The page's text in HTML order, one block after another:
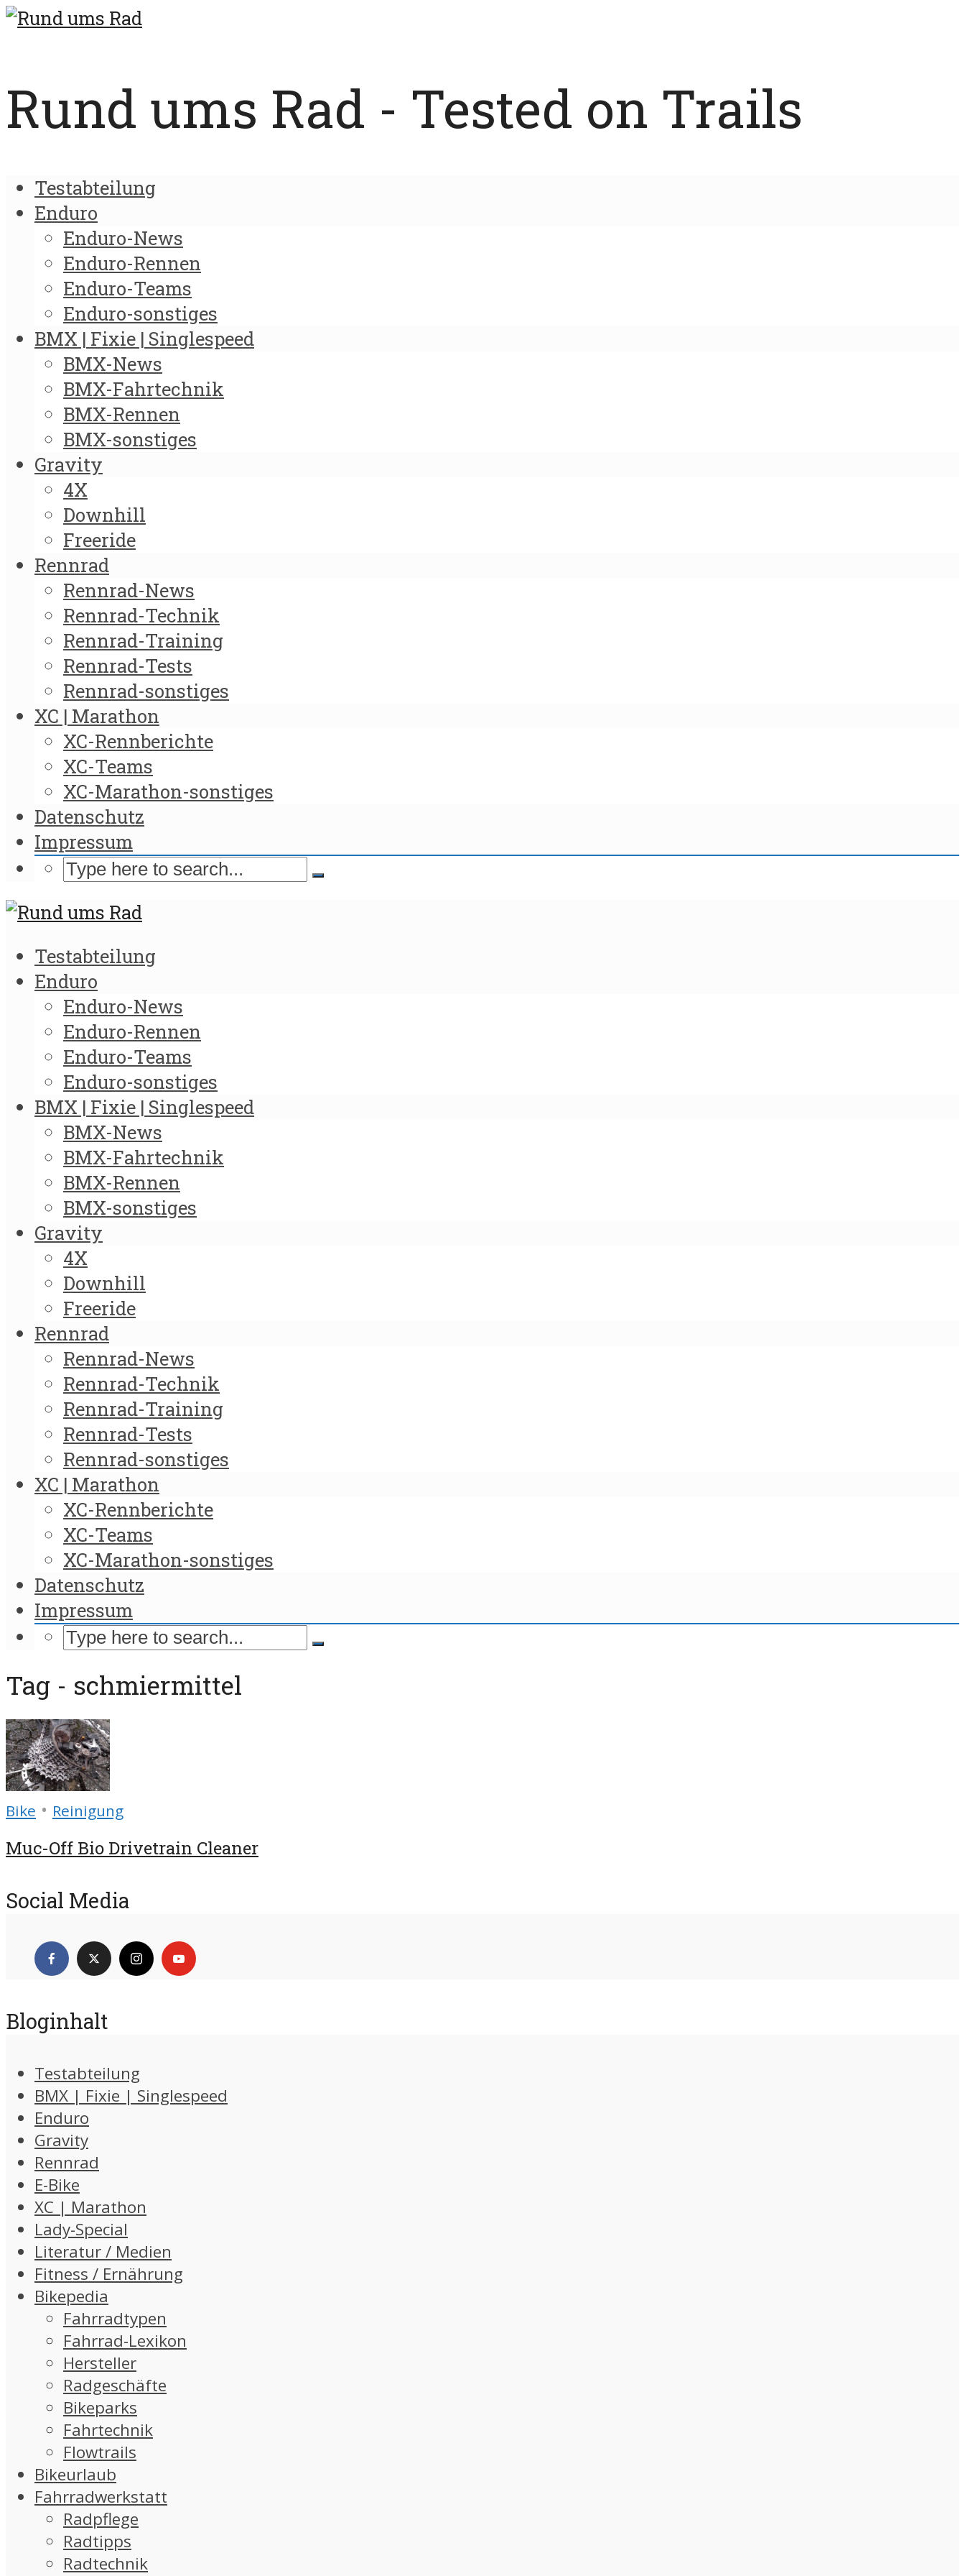
Rund ums Rad - Tested on Trails
Testabteilung
Enduro
Enduro-News
Enduro-Rennen
Enduro-Teams
Enduro-sonstiges
BMX | Fixie | Singlespeed
BMX-News
BMX-Fahrtechnik
BMX-Rennen
BMX-sonstiges
Gravity
4X
Downhill
Freeride
Rennrad
Rennrad-News
Rennrad-Technik
Rennrad-Training
Rennrad-Tests
Rennrad-sonstiges
XC | Marathon
XC-Rennberichte
XC-Teams
XC-Marathon-sonstiges
Datenschutz
Impressum
Testabteilung
Enduro
Enduro-News
Enduro-Rennen
Enduro-Teams
Enduro-sonstiges
BMX | Fixie | Singlespeed
BMX-News
BMX-Fahrtechnik
BMX-Rennen
BMX-sonstiges
Gravity
4X
Downhill
Freeride
Rennrad
Rennrad-News
Rennrad-Technik
Rennrad-Training
Rennrad-Tests
Rennrad-sonstiges
XC | Marathon
XC-Rennberichte
XC-Teams
XC-Marathon-sonstiges
Datenschutz
Impressum
Tag - schmiermittel
Bike • Reinigung
Muc-Off Bio Drivetrain Cleaner
Social Media
Bloginhalt
Testabteilung
BMX | Fixie | Singlespeed
Enduro
Gravity
Rennrad
E-Bike
XC | Marathon
Lady-Special
Literatur / Medien
Fitness / Ernährung
Bikepedia
Fahrradtypen
Fahrrad-Lexikon
Hersteller
Radgeschäfte
Bikeparks
Fahrtechnik
Flowtrails
Bikeurlaub
Fahrradwerkstatt
Radpflege
Radtipps
Radtechnik